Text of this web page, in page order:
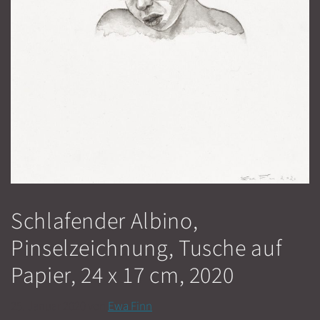
Schlafender Albino,
Pinselzeichnung, Tusche auf
Papier, 24 x 17 cm, 2020
Ewa Finn